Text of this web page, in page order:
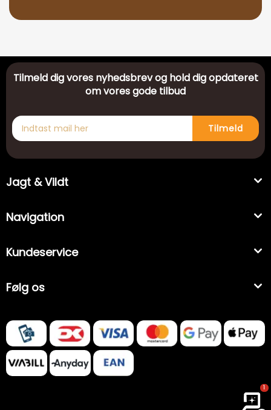
Tilmeld dig vores nyhedsbrev og hold dig opdateret
om vores gode tilbud
Tilmeld
Jagt & Vildt
Navigation
Kundeservice
Følg os
1